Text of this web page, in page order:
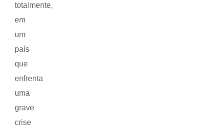
totalmente,
em
um
país
que
enfrenta
uma
grave
crise